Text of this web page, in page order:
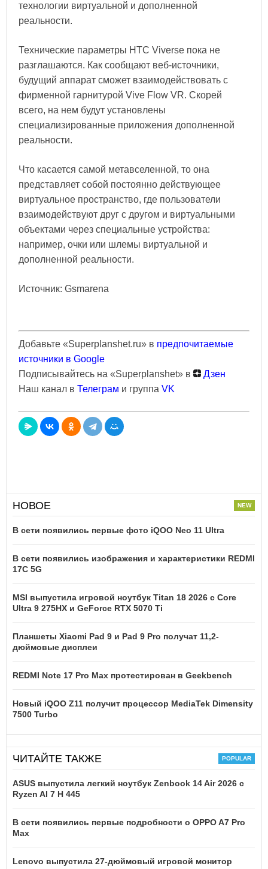
технологии виртуальной и дополненной
реальности.
Технические параметры HTC Viverse пока не
разглашаются. Как сообщают веб-источники,
будущий аппарат сможет взаимодействовать с
фирменной гарнитурой Vive Flow VR. Скорей
всего, на нем будут установлены
специализированные приложения дополненной
реальности.
Что касается самой метавселенной, то она
представляет собой постоянно действующее
виртуальное пространство, где пользователи
взаимодействуют друг с другом и виртуальными
объектами через специальные устройства:
например, очки или шлемы виртуальной и
дополненной реальности.
Источник: Gsmarena
Добавьте «Superplanshet.ru» в предпочитаемые
источники в Google
Подписывайтесь на «Superplanshet» в
Дзен
Наш канал в Телеграм и группа VK
НОВОЕ
В сети появились первые фото iQOO Neo 11 Ultra
В сети появились изображения и характеристики REDMI
17C 5G
MSI выпустила игровой ноутбук Titan 18 2026 с Core
Ultra 9 275HX и GeForce RTX 5070 Ti
Планшеты Xiaomi Pad 9 и Pad 9 Pro получат 11,2-
дюймовые дисплеи
REDMI Note 17 Pro Max протестирован в Geekbench
Новый iQOO Z11 получит процессор MediaTek Dimensity
7500 Turbo
ЧИТАЙТЕ ТАКЖЕ
ASUS выпустила легкий ноутбук Zenbook 14 Air 2026 с
Ryzen AI 7 H 445
В сети появились первые подробности о OPPO A7 Pro
Max
Lenovo выпустила 27-дюймовый игровой монитор